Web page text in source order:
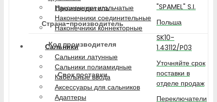
Наконечники игольчатые
Наконечники соединительные
Наконечники коннекторные
Сальники
Сальники латунные
Сальники полиамидные
Кабельные ввода
Аксессуары для сальников
Адаптеры
Производитель
"SPAMEL" S.I.
Страна-производитель
Польша
Код производителя
SK10-
1.43112/P03
Срок поставки
Уточняйте срок
поставки в
отделе продаж
Переключатели